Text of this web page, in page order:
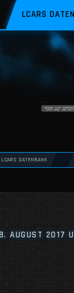
LCARS
LCARS DATENBANK
AUGUST 2017